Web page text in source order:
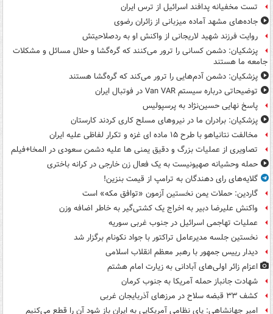
تست مخفیانه پدافند اسرائیل از ترس ایران
جاده‌های مشهد آماده میزبانی از زائران رضوی
روایت فرزند شهید لاریجانی از واکنش او به ردصلاحیتش
پزشکیان: دشمن کسانی را ترور می‌کنند که گره‌گشا و حلال مسائل و مشکلات
جامعه ما هستند
پزشکیان: دشمن آدم‌هایی را ترور می‌کند که گره‌گشا هستند
توضیحاتی درباره سیستم Van VAR در فوتبال ایران
پاسخ نهایی حسین‌نژاد به پرسپولیس
پزشکیان: برادران ما در نیروهای مسلح کاری کردند کارستان
مخالفت نتانیاهو با طرح ۱۵ ماده ای غزه و تکرار لفاظی علیه ایران
تصاویری از عملیات بزرگ و دقیق یمنی ها علیه دشمن سعودی در المخا+فیلم
حمله وحشیانه صهیونیست به یک فعال زن خارجی در کرانه باختری
گلایه‌های رای دهندگان به ترامپ از قیمت بنزین!
گاردین: حملات یمن نخستین آزمون «توافق مکه» است
واکنش علیرضا دبیر به اخراج یک کشتی‌گیر به خاطر اضافه وزن
عملیات تهاجمی اسرائیل در جنوب غربی سوریه
نخستین جلسه مدیرعامل تراکتور با جواد نکونام برگزار شد
دیدار رییس جمهور با رهبر معظم انقلاب اسلامی
اعزام زائر اولی‌های آبادانی به زیارت امام هشتم
شهادت جانباز حمله آمریکا به جنوب کرمان
کشف ۳۳ قبضه سلاح در مرزهای آذربایجان غربی
امیر جهانشاهی: پای نظامی آمریکایی به ایران باز شود آن را قطع می‌کنیم